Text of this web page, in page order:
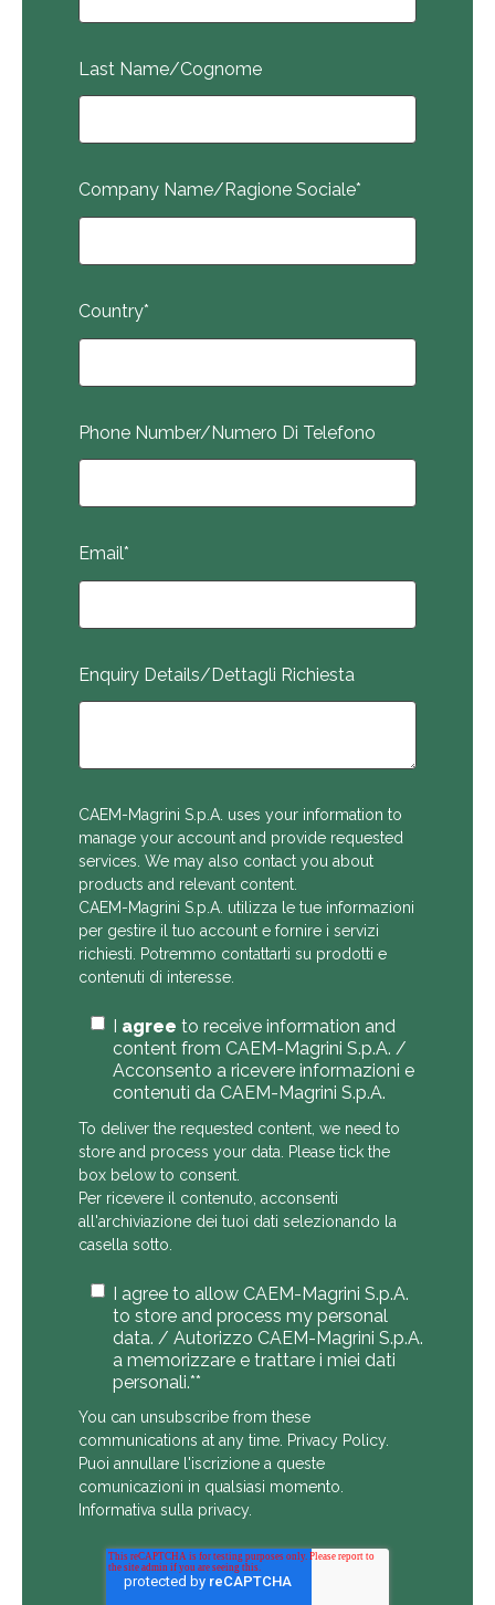
Last Name/Cognome
Company Name/Ragione Sociale*
Country*
Phone Number/Numero Di Telefono
Email*
Enquiry Details/Dettagli Richiesta
CAEM-Magrini S.p.A. uses your information to
manage your account and provide requested
services. We may also contact you about
products and relevant content.
CAEM-Magrini S.p.A. utilizza le tue informazioni
per gestire il tuo account e fornire i servizi
richiesti. Potremmo contattarti su prodotti e
contenuti di interesse.
agreeto receive information and
content from CAEM-Magrini S.p.A. /
Acconsento a ricevere informazioni e
contenuti da CAEM-Magrini S.p.A.
To deliver the requested content, we need to
store and process your data. Please tick the
box below to consent.
Per ricevere il contenuto, acconsenti
all'archiviazione dei tuoi dati selezionando la
casella sotto.
I agree to allow CAEM-Magrini S.p.A.
to store and process my personal
data. / Autorizzo CAEM-Magrini S.p.A.
a memorizzare e trattare i miei dati
personali.**
You can unsubscribe from these
communications at any time. Privacy Policy.
Puoi annullare l'iscrizione a queste
comunicazioni in qualsiasi momento.
Informativa sulla privacy.